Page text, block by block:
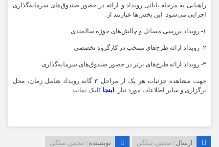
راهیابی به مرحله پایانی رویداد و ارائه در حضور صندوق‌های سرمایه‌گذاری
اجرایی می‌شود. این بخش‌ها عبارتند از:
۱- رویداد بررسی مسائل و چالش‌های حوزه سالمندی
۲- رویداد ارائه طرح‌های منتخب در کارگروه تخصصی
۳- رویداد ارائه طرح‌های برتر در حضور صندوق‌های سرمایه‌گذاری
جهت مشاهده جزئیات هر یک از مراحل ۳ گانه رویداد شامل زمان، محل
برگزاری و سایر اطلاعات مورد نیاز،
اینجا کلیک نمایید.
ارسال : مجتبی سلگی نویسنده : مجتبی سلگی